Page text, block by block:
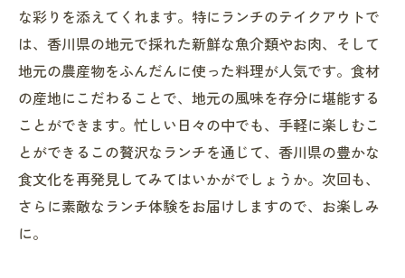
な彩りを添えてくれます。特にランチのテイクアウトで
は、香川県の地元で採れた新鮮な魚介類やお肉、そして
地元の農産物をふんだんに使った料理が人気です。食材
の産地にこだわることで、地元の風味を存分に堪能する
ことができます。忙しい日々の中でも、手軽に楽しむこ
とができるこの贅沢なランチを通じて、香川県の豊かな
食文化を再発見してみてはいかがでしょうか。次回も、
さらに素敵なランチ体験をお届けしますので、お楽しみ
に。